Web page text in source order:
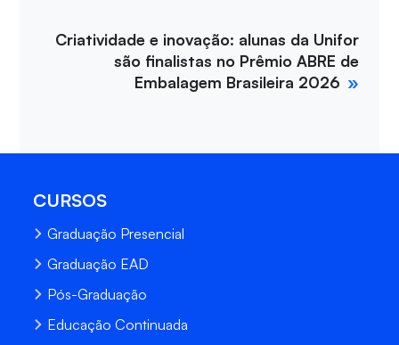
Criatividade e inovação: alunas da Unifor
são finalistas no Prêmio ABRE de
Embalagem Brasileira 2026
CURSOS
Graduação Presencial
Graduação EAD
Pós-Graduação
Educação Continuada